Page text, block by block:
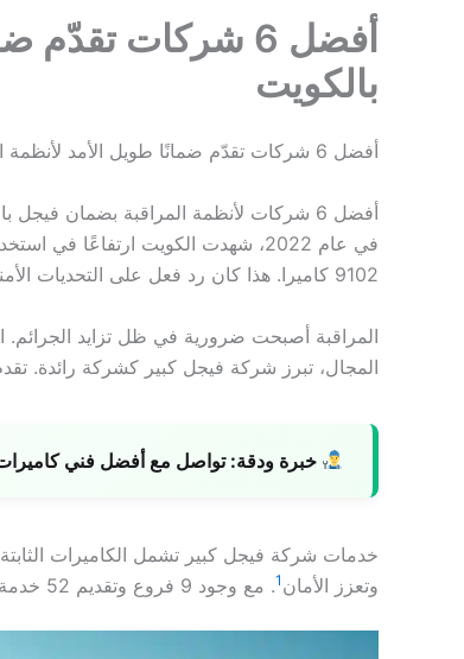
أفضل 6 شركات
بالكويت
أفضل 6 شركات تقدّم ضمانًا طويل الأمد لأنظمة المراقبة بالكويت
أفضل 6 شركات لأنظمة المراقبة بضمان فيجل بالكويت
في عام 2022، شهدت الكويت ارتفاعًا
9102 كاميرا. هذا كان رد فعل على التحديات الأمنية المتزايدة
المراقبة أصبحت ضرورية في ظل تزايد الجرائم.
المجال، تبرز شركة فيجل كبير كشركة رائدة.
خبرة ودقة: تواصل مع أفضل فني
خدمات شركة فيجل كبير تشمل الكاميرات الثابتة
وتعزز الأمان 1. مع وجود 9 فروع وتقديم 52 خدمة مختلفة، تبقى شركة فيجل كبير خيارًا مثاليًا